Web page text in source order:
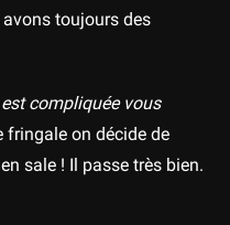
toujours des
compliquée vous
fringale on décide de
sale ! Il passe très bien.